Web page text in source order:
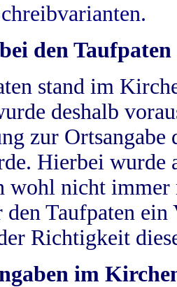
den Taufpaten
stand im
deshalb
zur
Hierbei wurde
wohl nicht
den Taufpaten
Richtigkeit
im